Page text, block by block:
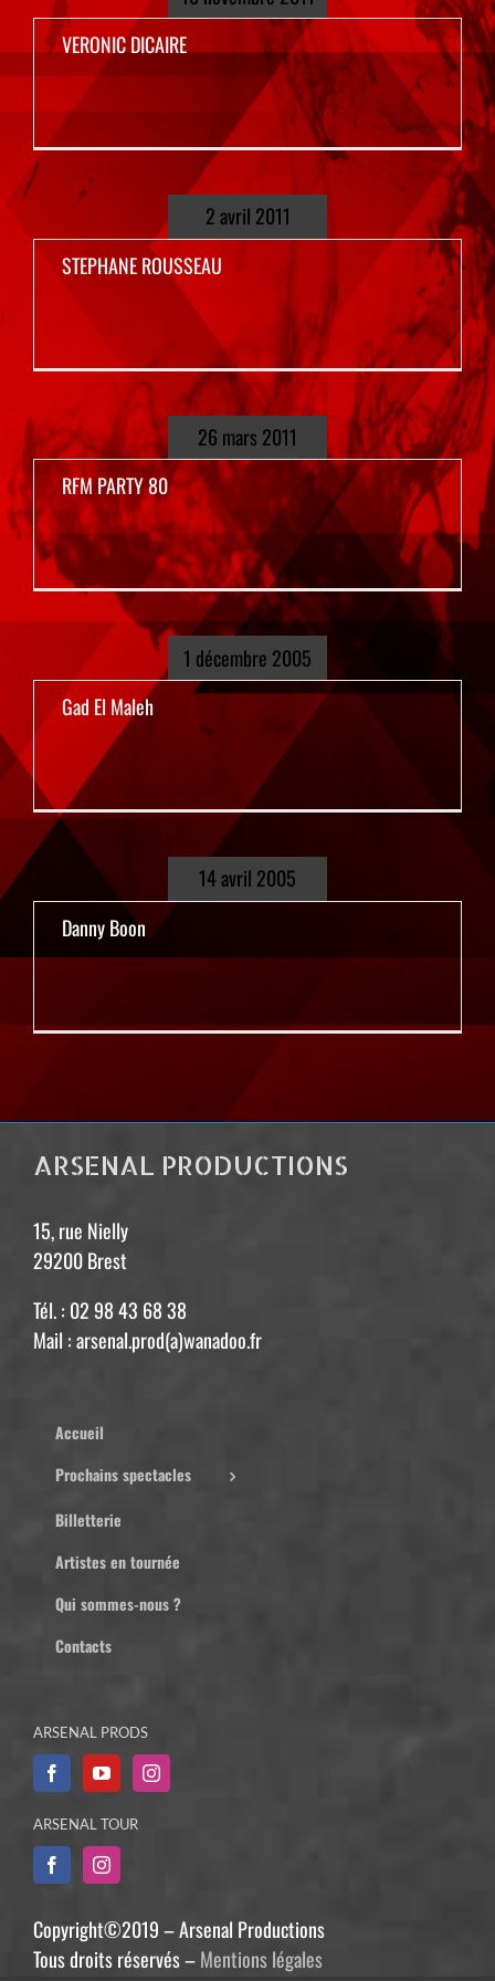
VERONIC DICAIRE
2 avril 2011
STEPHANE ROUSSEAU
26 mars 2011
RFM PARTY 80
1 décembre 2005
Gad El Maleh
14 avril 2005
Danny Boon
ARSENAL PRODUCTIONS
15, rue Nielly
29200 Brest
Tél. : 02 98 43 68 38
Mail : arsenal.prod(a)wanadoo.fr
Accueil
Prochains spectacles
Billetterie
Artistes en tournée
Qui sommes-nous ?
Contacts
ARSENAL PRODS
ARSENAL TOUR
Copyright©2019 – Arsenal Productions
Tous droits réservés –Mentions légales